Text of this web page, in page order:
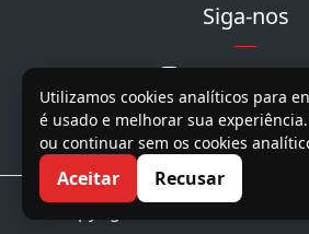
Siga-nos
Utilizamos cookies analíticos para
é usado e melhorar sua
ou continuar sem os cookies
Aceitar Recusar